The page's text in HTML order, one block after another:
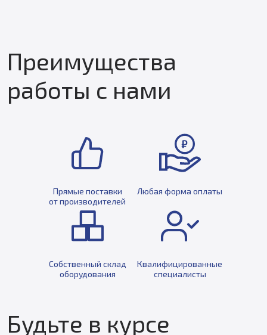
Преимущества
работы с нами
Прямые поставки
от производителей
Любая форма оплаты
Собственный склад
оборудования
Квалифицированные
специалисты
Будьте в курсе